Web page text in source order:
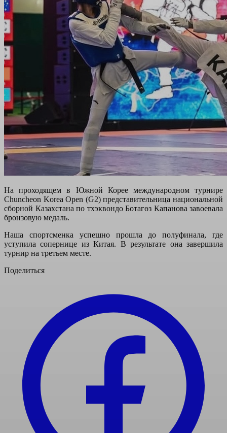
На проходящем в Южной Корее международном турнире
Chuncheon Korea Open (G2) представительница национальной
сборной Казахстана по тхэквондо Ботагөз Капанова завоевала
бронзовую медаль.
Наша спортсменка успешно прошла до полуфинала, где
уступила сопернице из Китая. В результате она завершила
турнир на третьем месте.
Поделиться